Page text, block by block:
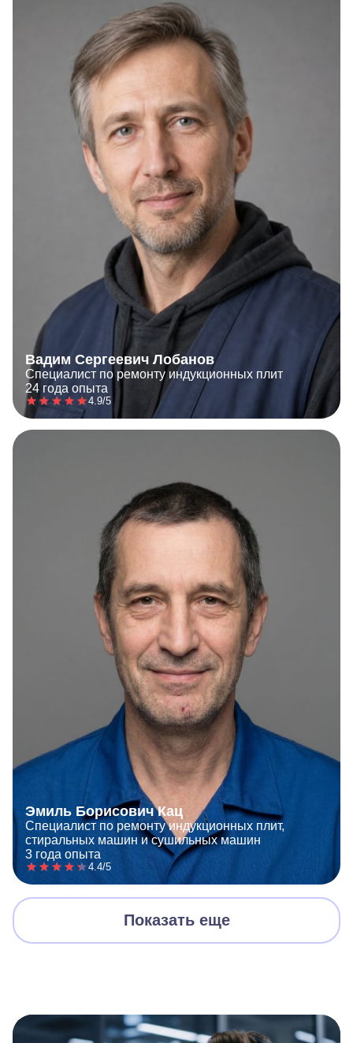
Вадим Сергеевич Лобанов
Специалист по ремонту индукционных плит
24 года опыта
4.9/5
Эмиль Борисович Кац
Специалист по ремонту индукционных плит,
стиральных машин и сушильных машин
3 года опыта
4.4/5
Показать еще